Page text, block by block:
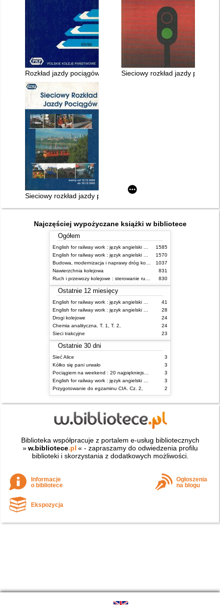
Rozkład jazdy pociągów międzynarodowych 24.09.1995 -
Sieciowy rozkład jazdy
Sieciowy rozkład jazdy pociągów ważny 12.XII.2004 -
Najczęściej wypożyczane książki w bibliotece
Ogółem
English for railway work : język angielski dla kolejarzy - podręcznik dla początkujących
1585
English for railway work : język angielski dla kolejarzy - podręcznik dla zaawansowanych
1570
Budowa, modernizacja i naprawy dróg kolejowych
1037
Nawierzchnia kolejowa
831
Ruch i przewozy kolejowe : sterowanie ruchem
830
Ostatnie 12 miesięcy
English for railway work : język angielski dla kolejarzy - podręcznik dla zaawansowanych
41
English for railway work : język angielski dla kolejarzy - podręcznik dla początkujących
28
Drogi kolejowe
24
Chemia analityczna. T. 1, T. 2,
24
Sieci trakcyjne
23
Ostatnie 30 dni
Sieć Alice
3
Kółko się pani urwało
3
Pociągiem na weekend : 20 najpiękniejszych tras kolejowych w Polsce
3
English for railway work : język angielski dla kolejarzy - podręcznik dla zaawansowanych
3
Przygotowanie do egzaminu CIA. Cz. 2,
2
Biblioteka współpracuje z portalem e-usług bibliotecznych
» w.bibliotece.pl « - zapraszamy do odwiedzenia profilu
biblioteki i skorzystania z dodatkowych możliwości.
Informacje
o bibliotece
Ogłoszenia
na blogu
Ekspozycja